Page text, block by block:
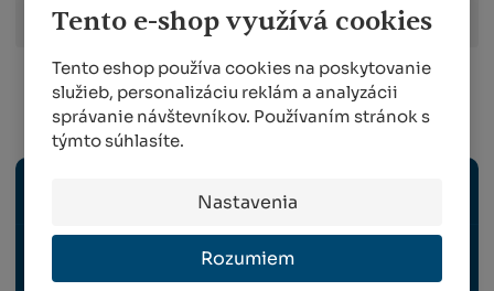
Tento e-shop využívá cookies
Tento eshop používa cookies na poskytovanie
služieb, personalizáciu reklám a analyzácii
správanie návštevníkov. Používaním stránok s
týmto súhlasíte.
Nastavenia
Rozumiem
Zobraziť hodnotenie produktu
Hygiena, upratovanie a deratizácia
HYGIENA A UPRATOVANIE
RODENTICIDY, INSEKTICÍDY, PASCE